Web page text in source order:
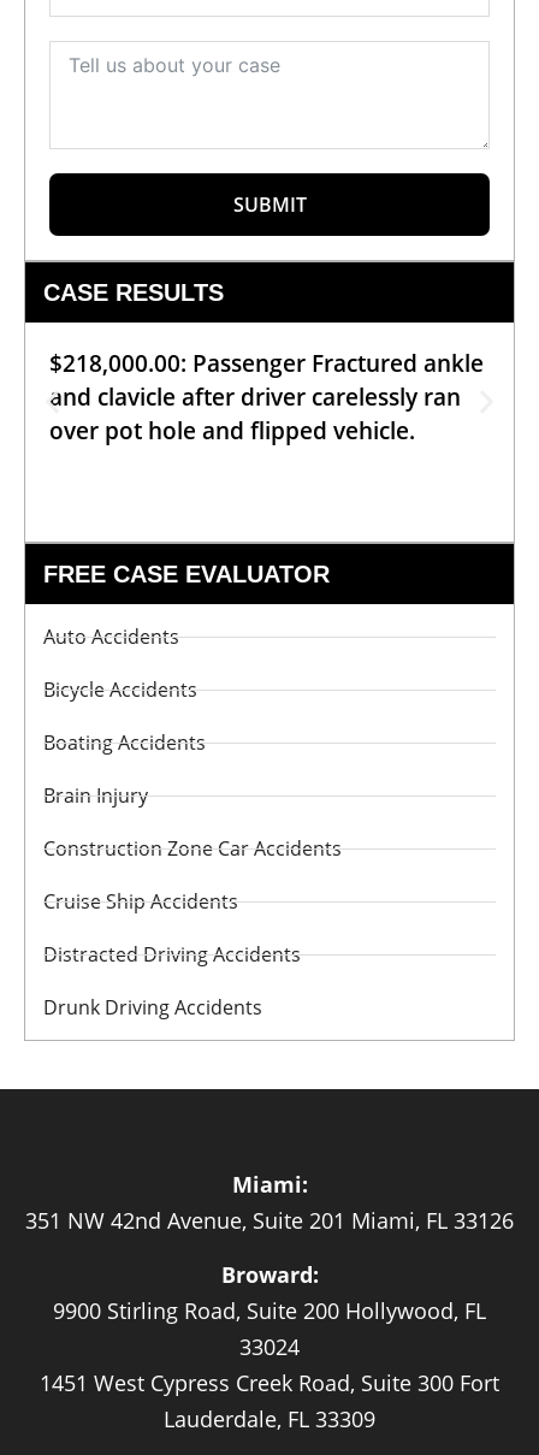
SUBMIT
CASE RESULTS
$218,000.00: Passenger Fractured ankle
and clavicle after driver carelessly ran
over pot hole and flipped vehicle.
FREE CASE EVALUATOR
Auto Accidents
Bicycle Accidents
Boating Accidents
Brain Injury
Construction Zone Car Accidents
Cruise Ship Accidents
Distracted Driving Accidents
Drunk Driving Accidents
Miami:
351 NW 42nd Avenue, Suite 201 Miami, FL 33126
Broward:
9900 Stirling Road, Suite 200 Hollywood, FL
33024
1451 West Cypress Creek Road, Suite 300 Fort
Lauderdale, FL 33309